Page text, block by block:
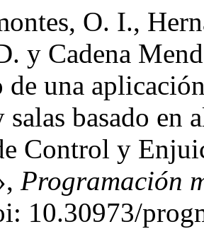
O. I.,
y Cadena
de una
basado en
Control y
Programación
10.30973/